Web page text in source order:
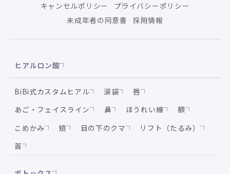
キャンセルポリシー
プライバシーポリシー
未成年者の同意書
採用情報
ヒアルロン酸
BiBi式カスタムヒアル 涙袋
唇
あご・フェイスライン
鼻 ほうれい線
額
こめかみ
頬 目の下のクマ
リフト（たるみ）
首